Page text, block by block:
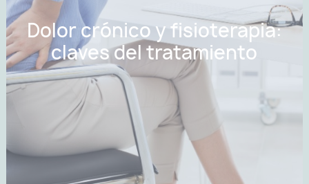
Dolor crónico y fisioterapia:
claves del tratamiento